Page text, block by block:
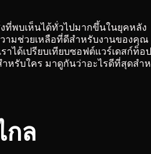
ที่พบเห็นได้ทั่วไปมากขึ้นในยุคหลัง
ามช่วยเหลือที่ดีสำหรับงานของคุณ
ได้เปรียบเทียบซอฟต์แวร์เดสก์ท็อป
หรับใคร มาดูกันว่าอะไรดีที่สุดสำ
กล